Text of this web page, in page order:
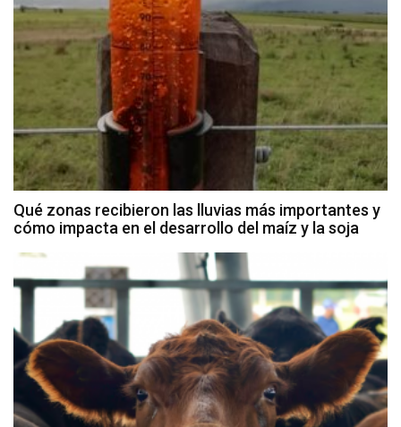
Qué zonas recibieron las lluvias más importantes y
cómo impacta en el desarrollo del maíz y la soja